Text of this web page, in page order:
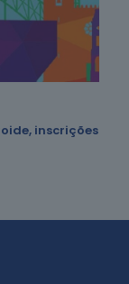
inscrições